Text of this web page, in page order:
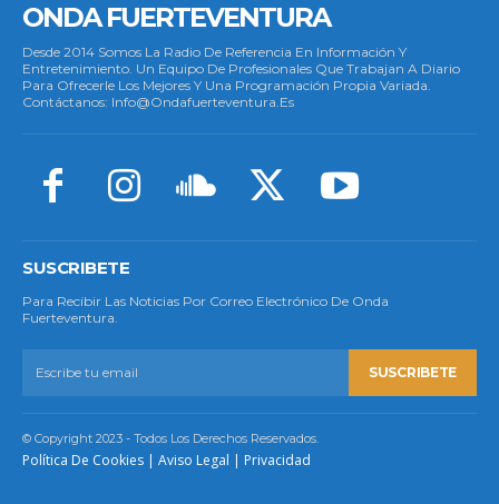
ONDA FUERTEVENTURA
Desde 2014 Somos La Radio De Referencia En Información Y
Entretenimiento. Un Equipo De Profesionales Que Trabajan A Diario
Para Ofrecerle Los Mejores Y Una Programación Propia Variada.
Contáctanos: Info@ondafuerteventura.es
SUSCRIBETE
Para Recibir Las Noticias Por Correo Electrónico De Onda
Fuerteventura.
SUSCRIBETE
© Copyright 2023 - Todos Los Derechos Reservados.
Política De Cookies | Aviso Legal | Privacidad